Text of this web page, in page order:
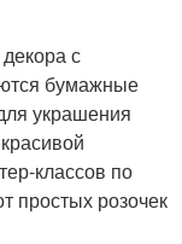
с
бумажные
украшения
классов по
простых розочек